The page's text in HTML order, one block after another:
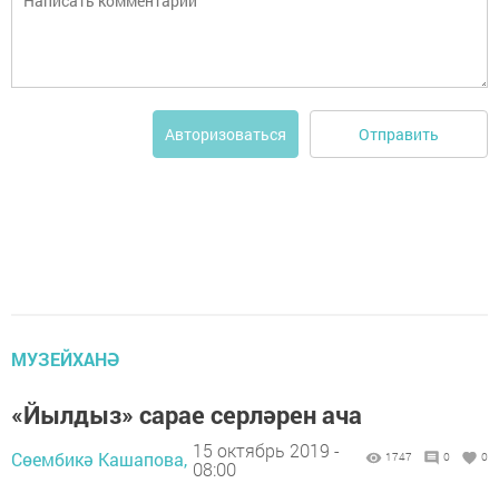
Авторизоваться Отправить
МУЗЕЙХАНӘ
«Йылдыз» сарае серләрен ача
Сөембикә Кашапова, 15 октябрь 2019 -
08:00
1747 0 0